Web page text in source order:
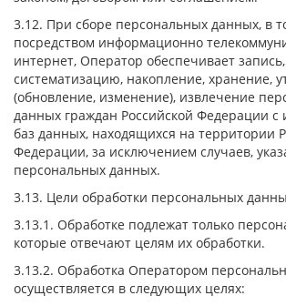
3.12. При сборе персональных данных, в
посредством информационно
интернет, Оператор обеспечивает запись,
систематизацию, накопление, хранение,
(обновление, изменение), извлечение
данных граждан Российской Федерации с
баз данных, находящихся на территории
Федерации, за исключением случаев,
персональных данных.
3.13. Цели обработки персональных
3.13.1. Обработке подлежат только
которые отвечают целям их обработки.
3.13.2. Обработка Оператором
осуществляется в следующих целях: